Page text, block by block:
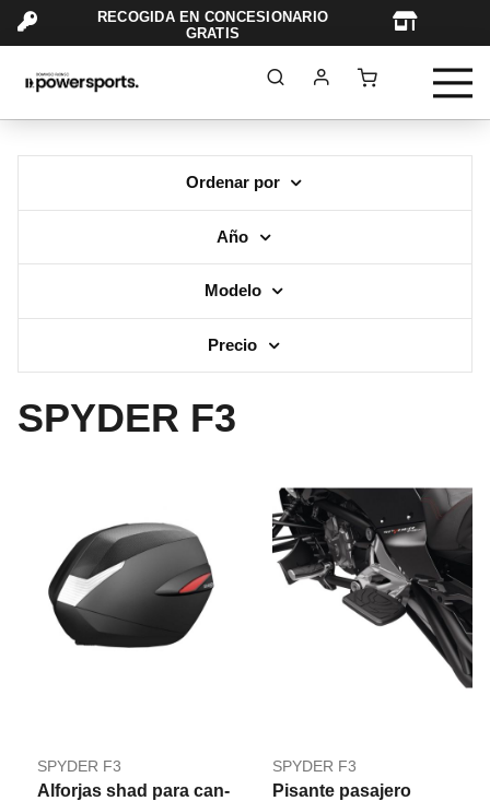
RECOGIDA EN CONCESIONARIO
GRATIS
Ordenar por
Año
Modelo
Precio
SPYDER F3
SPYDER F3
Alforjas shad para can-
SPYDER F3
Pisante pasajero